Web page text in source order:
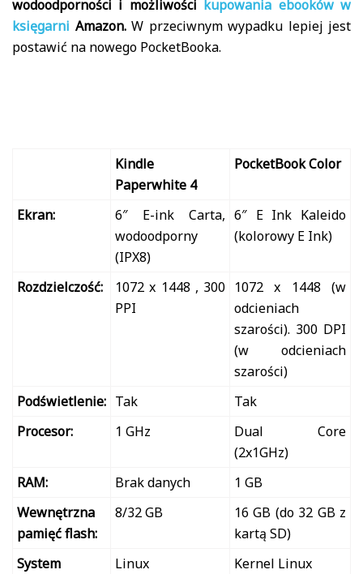
wodoodporności i możliwości kupowania ebooków w
księgarni Amazon.W przeciwnym wypadku lepiej jest
postawić na nowego PocketBooka.
Kindle
Paperwhite 4
PocketBook Color
Ekran:
6″ E-ink Carta,
wodoodporny
(IPX8)
6″ E Ink Kaleido
(kolorowy E Ink)
Rozdzielczość:
1072 x 1448 , 300
PPI
1072 x 1448 (w
odcieniach
szarości). 300 DPI
(w odcieniach
szarości)
Podświetlenie: Tak
Tak
Procesor:
1 GHz
Dual Core
(2x1GHz)
RAM:
Brak danych
1 GB
Wewnętrzna
pamięć flash:
8/32 GB
16 GB (do 32 GB z
kartą SD)
System
Linux Kernel Linux